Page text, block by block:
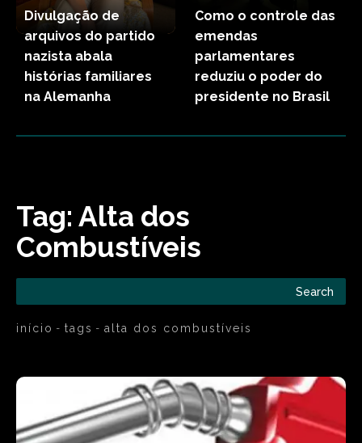
Divulgação de
arquivos do partido
nazista abala
histórias familiares
na Alemanha
Como o controle das
emendas
parlamentares
reduziu o poder do
presidente no Brasil
Tag: Alta dos
Combustíveis
Search
início tags alta dos combustíveis